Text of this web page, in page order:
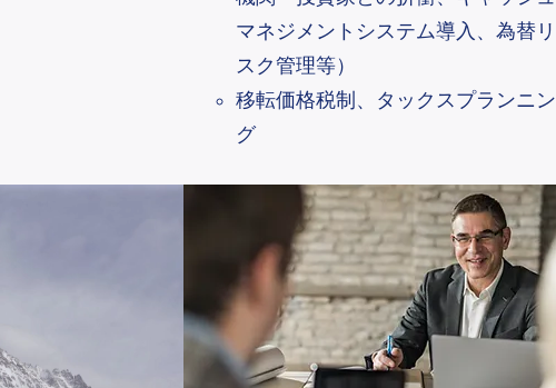
マネジメントシステム導入、為替リ
スク管理等）
移転価格税制、タックスプランニン
グ